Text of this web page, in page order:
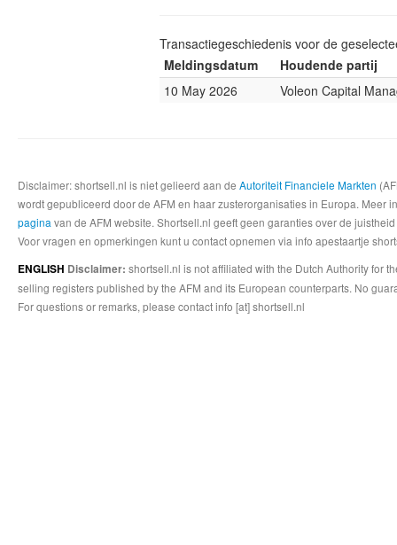
Transactiegeschiedenis voor de
Meldingsdatum
Houdende partij
10 May 2026
Voleon Capital
Disclaimer: shortsell.nl is niet gelieerd aan de Autoriteit Financiele Markten
wordt gepubliceerd door de AFM en haar zusterorganisaties in Europa.
pagina van de AFM website. Shortsell.nl geeft geen garanties over de
Voor vragen en opmerkingen kunt u contact opnemen via info apestaartje
ENGLISH Disclaimer: shortsell.nl is not affiliated with the Dutch Authority for
selling registers published by the AFM and its European counterparts. No
For questions or remarks, please contact info [at] shortsell.nl